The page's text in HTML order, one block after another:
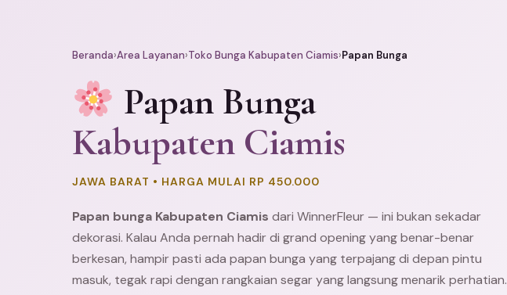
Beranda›Area Layanan›Toko Bunga Kabupaten Ciamis›Papan Bunga
Papan Bunga
Kabupaten Ciamis
JAWA BARAT • HARGA MULAI RP 450.000
Papan bunga Kabupaten Ciamis dari WinnerFleur — ini bukan sekadar
dekorasi. Kalau Anda pernah hadir di grand opening yang benar-benar
berkesan, hampir pasti ada papan bunga yang terpajang di depan pintu
masuk, tegak rapi dengan rangkaian segar yang langsung menarik perhatian.